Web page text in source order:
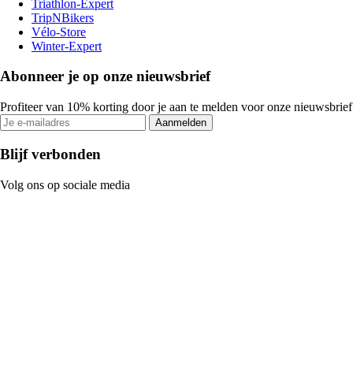
Triathlon-Expert
TripNBikers
Vélo-Store
Winter-Expert
Abonneer je op onze nieuwsbrief
Profiteer van 10% korting door je aan te melden voor onze nieuwsbrief
Aanmelden
Blijf verbonden
Volg ons op sociale media